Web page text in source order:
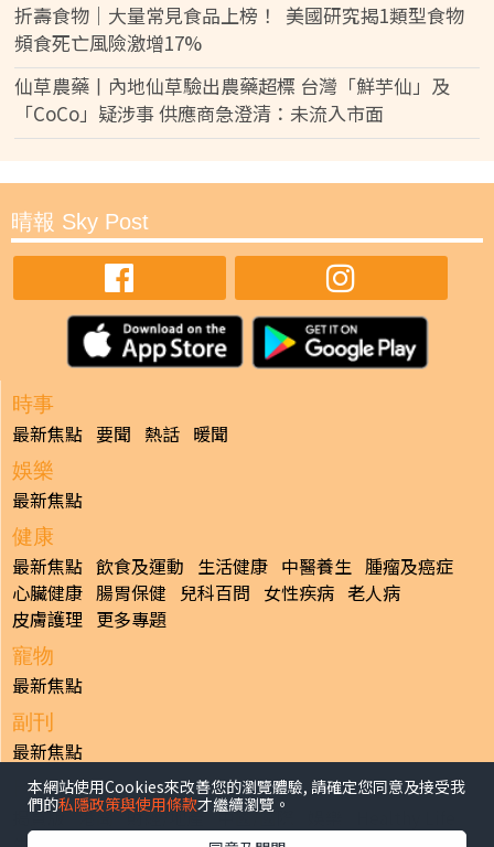
折壽食物｜大量常見食品上榜！ 美國研究揭1類型食物
頻食死亡風險激增17%
仙草農藥丨內地仙草驗出農藥超標 台灣「鮮芋仙」及
「CoCo」疑涉事 供應商急澄清：未流入市面
晴報 Sky Post
時事
最新焦點 要聞 熱話 暖聞
娛樂
最新焦點
健康
最新焦點 飲食及運動 生活健康 中醫養生 腫瘤及癌症
心臟健康 腸胃保健 兒科百問 女性疾病 老人病
皮膚護理 更多專題
寵物
最新焦點
副刊
最新焦點
日報
揭頁版 港聞 財經/地產 中國/國際
本網站使用Cookies來改善您的瀏覽體驗, 請確定您同意及接受我
們的私隱政策與使用條款才繼續瀏覽。